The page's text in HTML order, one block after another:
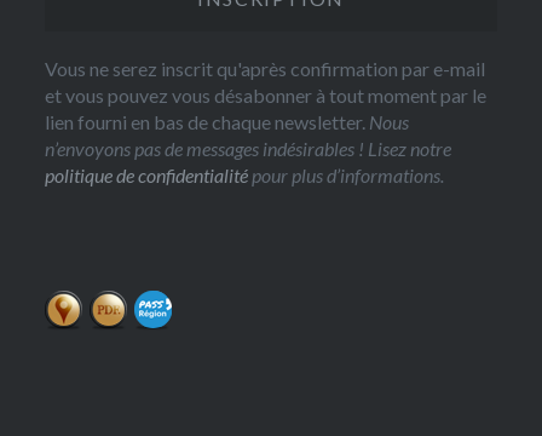
Vous ne serez inscrit qu'après confirmation par e-mail
et vous pouvez vous désabonner à tout moment par le
lien fourni en bas de chaque newsletter. Nous
n’envoyons pas de messages indésirables ! Lisez notre
politique de confidentialité pour plus d’informations.